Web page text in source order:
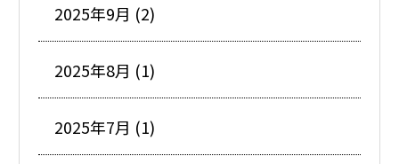
2025年9月 (2)
2025年8月 (1)
2025年7月 (1)